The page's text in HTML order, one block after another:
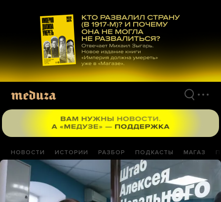
материалам
НОВОСТИ ИСТОРИИ РАЗБОР ПОДКАСТЫ МАГАЗ